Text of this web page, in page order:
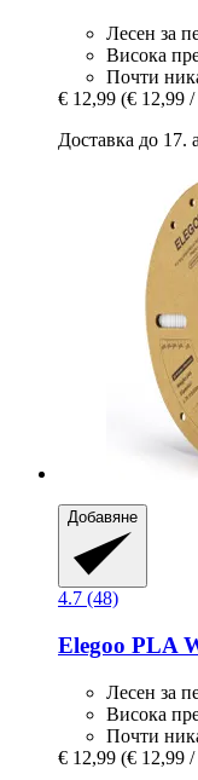
Лесен за
Висока
Почти
€ 12,99 (€ 12,99
Доставка до 17.
Добавяне
4.7 (48)
Elegoo PLA
Лесен за
Висока
Почти
€ 12,99 (€ 12,99